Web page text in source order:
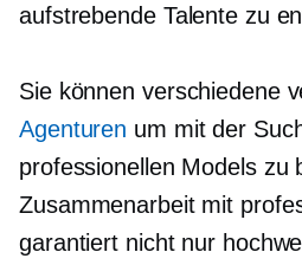
aufstrebende Talente zu
Sie können verschiedene
Agenturen um mit der
professionellen Models zu
Zusammenarbeit mit
garantiert nicht nur